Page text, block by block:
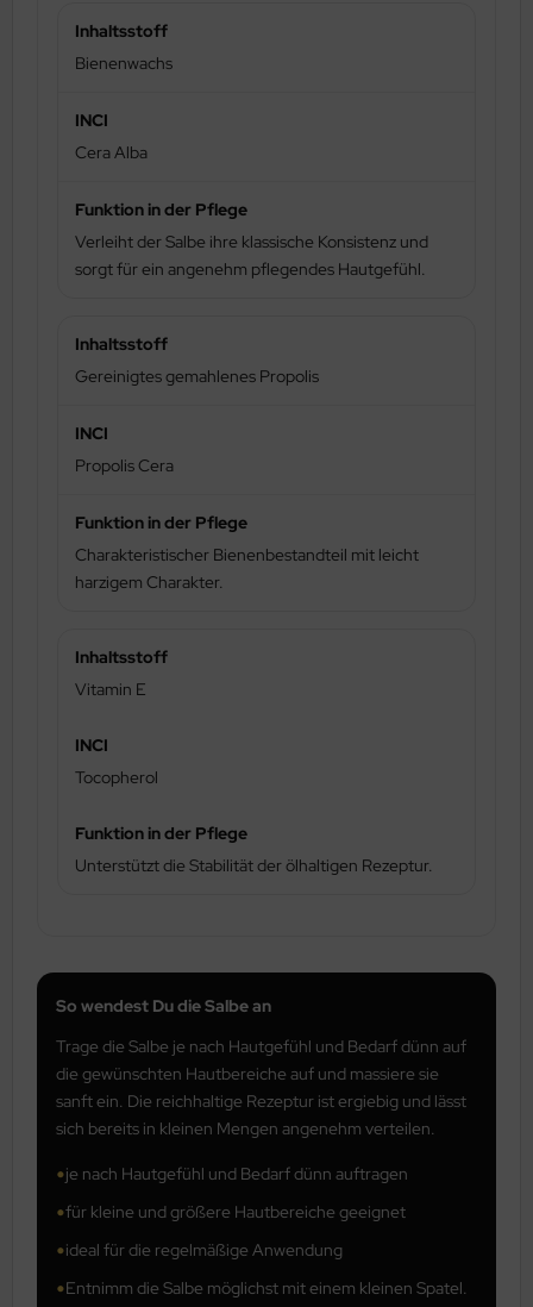
Bienenwachs
Cera Alba
Verleiht der Salbe ihre klassische Konsistenz und
sorgt für ein angenehm pflegendes Hautgefühl.
Gereinigtes gemahlenes Propolis
Propolis Cera
Charakteristischer Bienenbestandteil mit leicht
harzigem Charakter.
Vitamin E
Tocopherol
Unterstützt die Stabilität der ölhaltigen Rezeptur.
So wendest Du die Salbe an
Trage die Salbe je nach Hautgefühl und Bedarf dünn auf
die gewünschten Hautbereiche auf und massiere sie
sanft ein. Die reichhaltige Rezeptur ist ergiebig und lässt
sich bereits in kleinen Mengen angenehm verteilen.
•je nach Hautgefühl und Bedarf dünn auftragen
•für kleine und größere Hautbereiche geeignet
•ideal für die regelmäßige Anwendung
•Entnimm die Salbe möglichst mit einem kleinen Spatel.